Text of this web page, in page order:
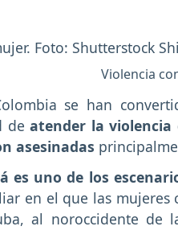
Violencia
se han
de atender la violencia
asesinadas
es uno de los
en el que las mujeres
al noroccidente de